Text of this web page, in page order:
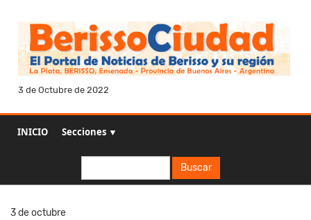
3 de Octubre de 2022
INICIO Secciones ▼
Buscar
3 de octubre